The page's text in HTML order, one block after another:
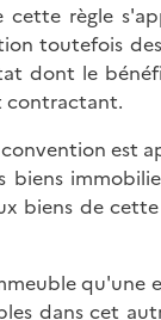
règle
toutefois
dont le
contractant.
est
biens de
qu'une
dans cet